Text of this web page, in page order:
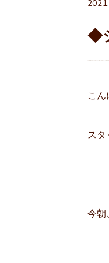
◆
こん
スタ
今朝